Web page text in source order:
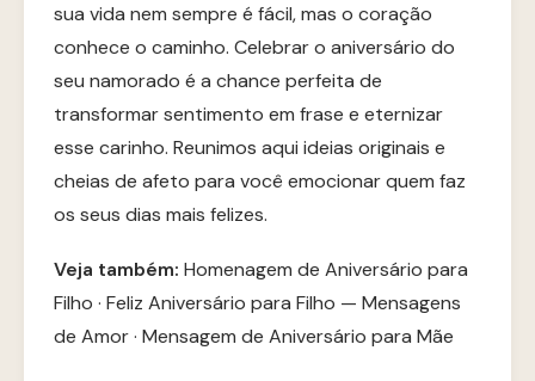
sua vida nem sempre é fácil, mas o coração
conhece o caminho. Celebrar o aniversário do
seu namorado é a chance perfeita de
transformar sentimento em frase e eternizar
esse carinho. Reunimos aqui ideias originais e
cheias de afeto para você emocionar quem faz
os seus dias mais felizes.
Veja também: Homenagem de Aniversário para
Filho · Feliz Aniversário para Filho — Mensagens
de Amor· Mensagem de Aniversário para Mãe